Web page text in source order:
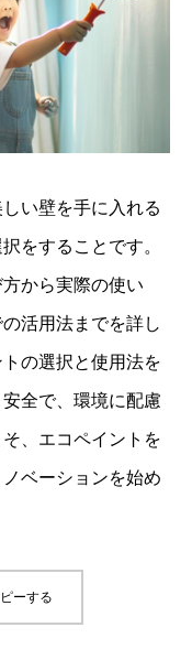
い壁を手に入れる
をすることです。
から実際の使い
活用法までを詳し
の選択と使用法を
全で、環境に配慮
、エコペイントを
ベーションを始め
ーする